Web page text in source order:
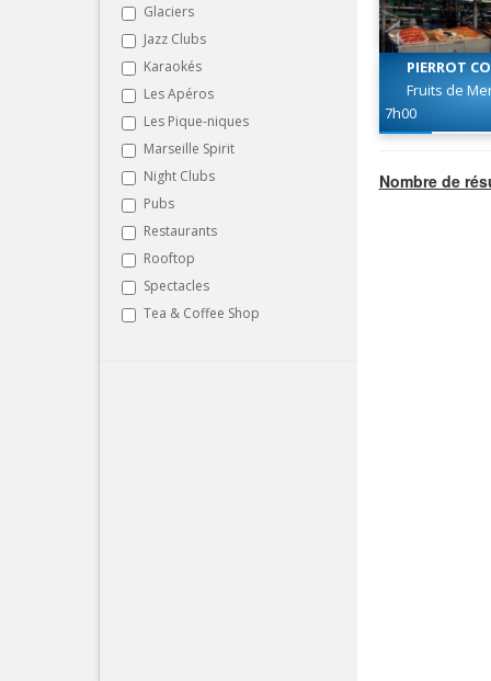
Glaciers
Jazz Clubs
Karaokés
Les Apéros
Les Pique-niques
Marseille Spirit
Night Clubs
Pubs
Restaurants
Rooftop
Spectacles
Tea & Coffee Shop
PIERROT
Fruits de
7h00
Nombre de